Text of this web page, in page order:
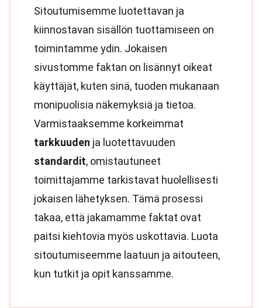
Sitoutumisemme luotettavan ja
kiinnostavan sisällön tuottamiseen on
toimintamme ydin. Jokaisen
sivustomme faktan on lisännyt oikeat
käyttäjät, kuten sinä, tuoden mukanaan
monipuolisia näkemyksiä ja tietoa.
Varmistaaksemme korkeimmat
tarkkuuden ja luotettavuuden
standardit, omistautuneet
toimittajamme tarkistavat huolellisesti
jokaisen lähetyksen. Tämä prosessi
takaa, että jakamamme faktat ovat
paitsi kiehtovia myös uskottavia. Luota
sitoutumiseemme laatuun ja aitouteen,
kun tutkit ja opit kanssamme.